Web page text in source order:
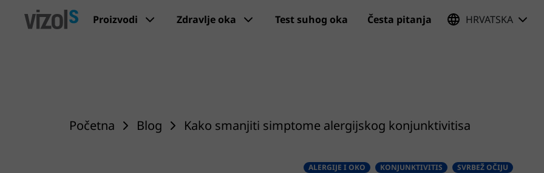
Preskoči na glavni sadržaj
Proizvodi Zdravlje oka Test suhog oka Česta pitanja HRVATSKA
Početna Blog Kako smanjiti simptome alergijskog konjunktivitisa
ALERGIJE I OKO KONJUNKTIVITIS SVRBEŽ OČIJU